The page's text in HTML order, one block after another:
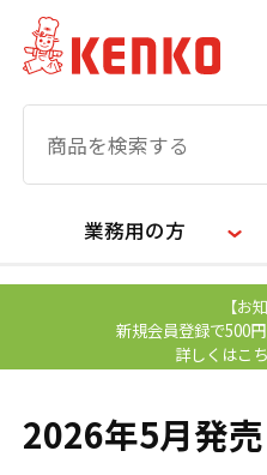
業務用の方
【お
新規会員登録で500
詳しくはこ
2026年5月発売